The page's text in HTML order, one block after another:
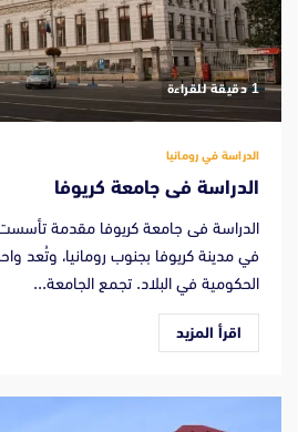
‫1 دقيقة للقراءة
الدراسة في رومانيا
الدراسة فى جامعة كريوفا
في مدينة كريوفا بجنوب رومانيا، وتُعد
الحكومية في البلاد. تجمع الجامعة...
اقرأ المزيد